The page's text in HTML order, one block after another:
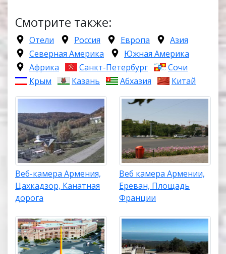
Смотрите также:
Отели Россия Европа
Азия
Северная Америка
Южная Америка
Африка
Санкт-Петербург
Сочи
Крым
Казань Абхазия Китай
Веб-камера Армения,
Цахкадзор, Канатная
дорога
Веб камера Армении,
Ереван, Площадь
Франции